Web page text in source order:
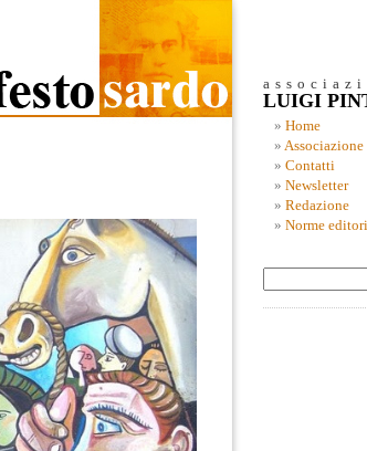
LUIGI
Home
Associazione
Contatti
Newsletter
Redazione
Norme